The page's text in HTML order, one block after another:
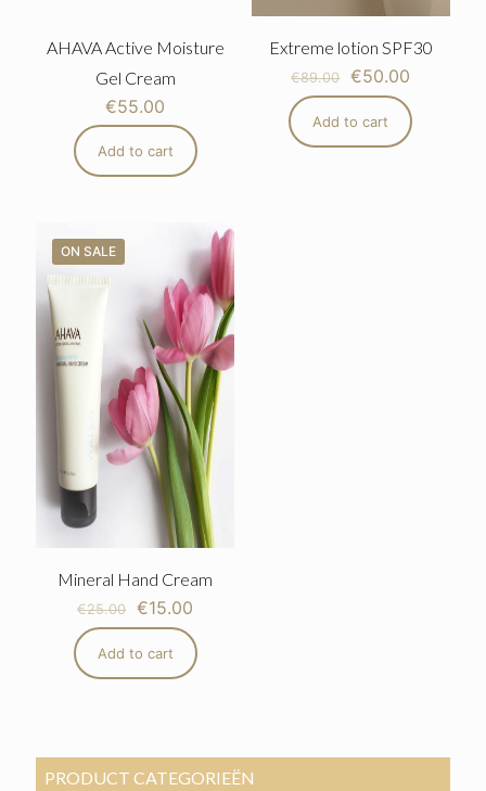
AHAVA Active Moisture
Gel Cream
€55.00
Add to cart
Extreme lotion SPF30
€89.00 €50.00
Add to cart
ON SALE
Mineral Hand Cream
€25.00 €15.00
Add to cart
PRODUCT CATEGORIEËN